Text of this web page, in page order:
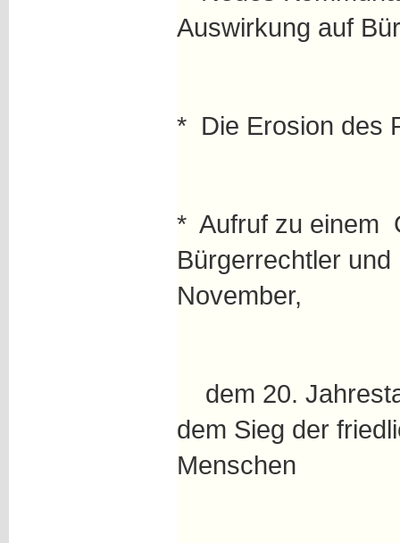
Auswirkung auf
* Die Erosion des
* Aufruf zu einem
Bürgerrechtler
November,
dem 20.
dem Sieg der
Menschen